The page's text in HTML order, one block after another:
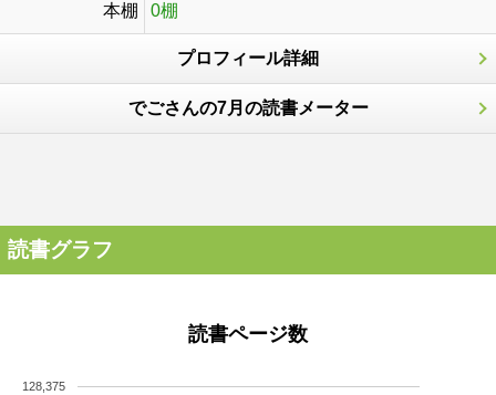
本棚 0棚
プロフィール詳細
でごさんの7月の読書メーター
読書グラフ
読書ページ数
128,375